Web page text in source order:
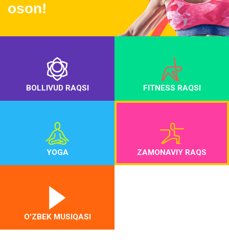
oson!
BOLLIVUD RAQSI FITNESS RAQSI
YOGA ZAMONAVIY RAQS
O'ZBEK MUSIQASI